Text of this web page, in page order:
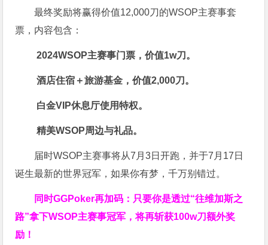
最终奖励将赢得价值12,000刀的WSOP主赛事套
票，内容包含：
2024WSOP主赛事门票，价值1w刀。
酒店住宿＋旅游基金，价值2,000刀。
白金VIP休息厅使用特权。
精美WSOP周边与礼品。
届时WSOP主赛事将从7月3日开跑，并于7月17日
诞生最新的世界冠军，如果你有梦，千万别错过。
同时GGPoker再加码：只要你是透过“往维加斯之
路”拿下WSOP主赛事冠军，将再斩获100w刀额外奖
励！